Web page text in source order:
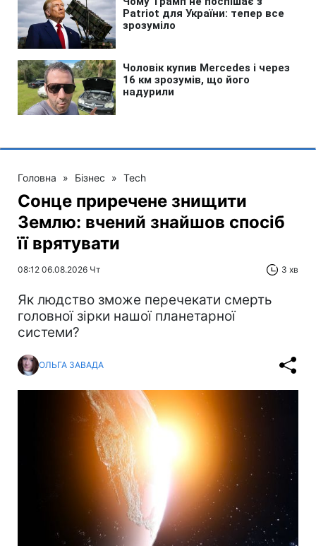
Головна » Бізнес » Tech
Сонце приречене знищити
Землю: вчений знайшов спосіб
її врятувати
08:12 06.08.2026 Чт 3 хв
Як людство зможе перечекати смерть
головної зірки нашої планетарної
системи?
ОЛЬГА ЗАВАДА